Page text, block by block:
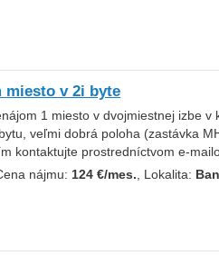
miesto v 2i byte
1 miesto v dvojmiestnej izbe
veľmi dobrá poloha (zastávka
kontaktujte prostredníctvom e-
nájmu: 124 €/mes., Lokalita: